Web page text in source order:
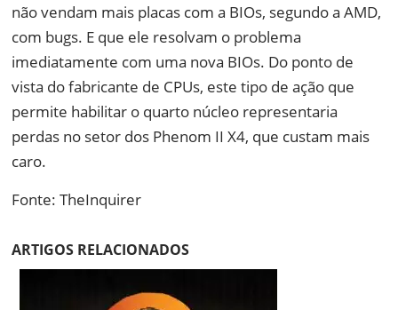
não vendam mais placas com a BIOs, segundo a AMD,
com bugs. E que ele resolvam o problema
imediatamente com uma nova BIOs. Do ponto de
vista do fabricante de CPUs, este tipo de ação que
permite habilitar o quarto núcleo representaria
perdas no setor dos Phenom II X4, que custam mais
caro.
Fonte: TheInquirer
ARTIGOS RELACIONADOS